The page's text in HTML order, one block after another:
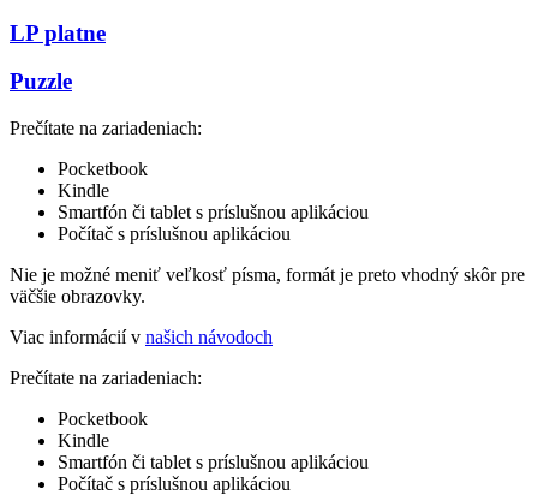
LP platne
Puzzle
Prečítate na zariadeniach:
Pocketbook
Kindle
Smartfón či tablet s príslušnou aplikáciou
Počítač s príslušnou aplikáciou
Nie je možné meniť veľkosť písma, formát je preto vhodný skôr pre
väčšie obrazovky.
Viac informácií v našich návodoch
Prečítate na zariadeniach:
Pocketbook
Kindle
Smartfón či tablet s príslušnou aplikáciou
Počítač s príslušnou aplikáciou